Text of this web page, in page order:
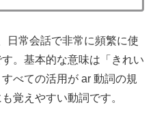
日常会話で非常に頻繁に使
。基本的な意味は「きれい
べての活用が ar 動詞の規
覚えやすい動詞です。